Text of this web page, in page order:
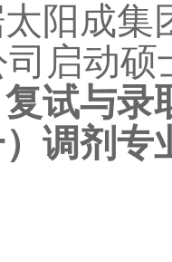
阳成集
启动硕
试与录
）调剂专